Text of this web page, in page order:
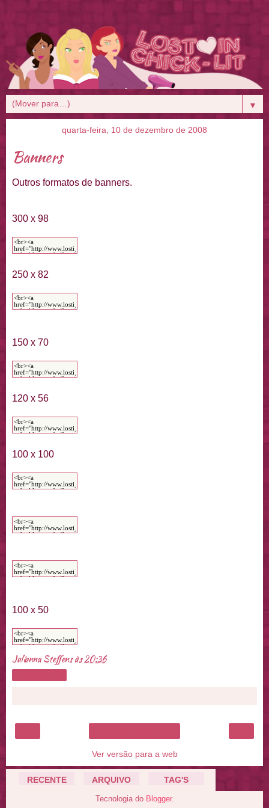
▼
quarta-feira, 10 de dezembro de 2008
Banners
Outros formatos de banners.
300 x 98
250 x 82
150 x 70
120 x 56
100 x 100
100 x 50
Julianna Steffensàs20:36
Ver versão para a web
RECENTE ARQUIVO TAG'S
Tecnologia do Blogger.